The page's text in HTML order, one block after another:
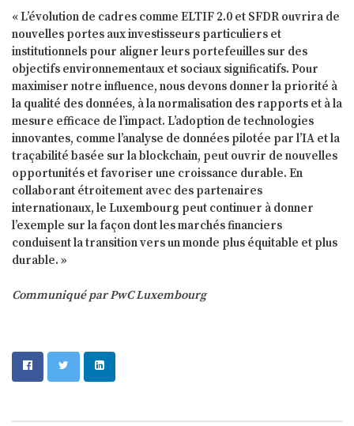
« L’évolution de cadres comme ELTIF 2.0 et SFDR ouvrira de
nouvelles portes aux investisseurs particuliers et
institutionnels pour aligner leurs portefeuilles sur des
objectifs environnementaux et sociaux significatifs. Pour
maximiser notre influence, nous devons donner la priorité à
la qualité des données, à la normalisation des rapports et à la
mesure efficace de l’impact. L’adoption de technologies
innovantes, comme l’analyse de données pilotée par l’IA et la
traçabilité basée sur la blockchain, peut ouvrir de nouvelles
opportunités et favoriser une croissance durable. En
collaborant étroitement avec des partenaires
internationaux, le Luxembourg peut continuer à donner
l’exemple sur la façon dont les marchés financiers
conduisent la transition vers un monde plus équitable et plus
durable. »
Communiqué par PwC Luxembourg